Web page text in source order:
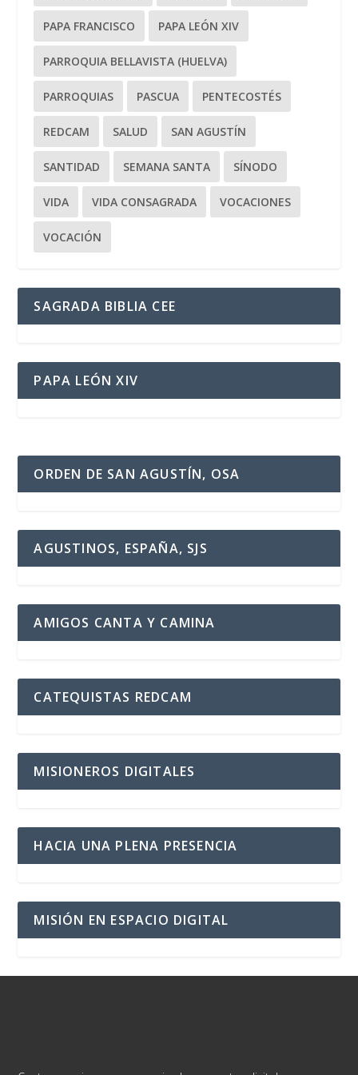
PAPA FRANCISCO PAPA LEÓN XIV
PARROQUIA BELLAVISTA (HUELVA)
PARROQUIAS PASCUA PENTECOSTÉS
REDCAM SALUD SAN AGUSTÍN
SANTIDAD SEMANA SANTA SÍNODO
VIDA VIDA CONSAGRADA VOCACIONES
VOCACIÓN
SAGRADA BIBLIA CEE
PAPA LEÓN XIV
ORDEN DE SAN AGUSTÍN, OSA
AGUSTINOS, ESPAÑA, SJS
AMIGOS CANTA Y CAMINA
CATEQUISTAS REDCAM
MISIONEROS DIGITALES
HACIA UNA PLENA PRESENCIA
MISIÓN EN ESPACIO DIGITAL